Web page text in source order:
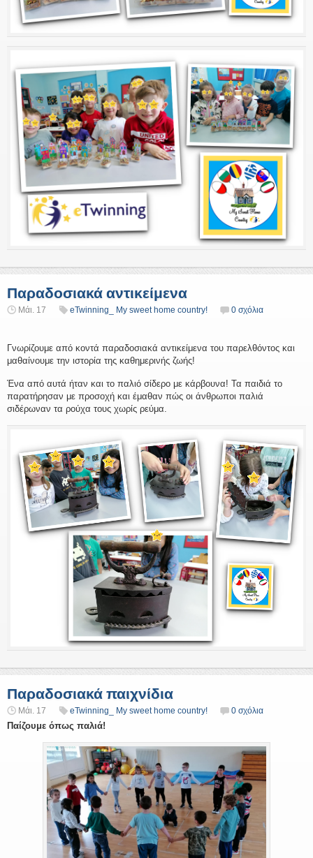
Παραδοσιακά αντικείμενα
Μάι. 17 eTwinning_ My sweet home country! 0 σχόλια
Γνωρίζουμε από κοντά παραδοσιακά αντικείμενα του παρελθόντος και
μαθαίνουμε την ιστορία της καθημερινής ζωής!
Ένα από αυτά ήταν και το παλιό σίδερο με κάρβουνα! Τα παιδιά το
παρατήρησαν με προσοχή και έμαθαν πώς οι άνθρωποι παλιά
σιδέρωναν τα ρούχα τους χωρίς ρεύμα.
Παραδοσιακά παιχνίδια
Μάι. 17 eTwinning_ My sweet home country! 0 σχόλια
Παίζουμε όπως παλιά!